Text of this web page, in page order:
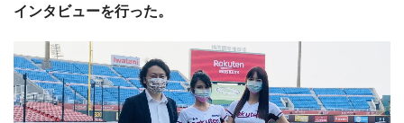
インタビューを行った。